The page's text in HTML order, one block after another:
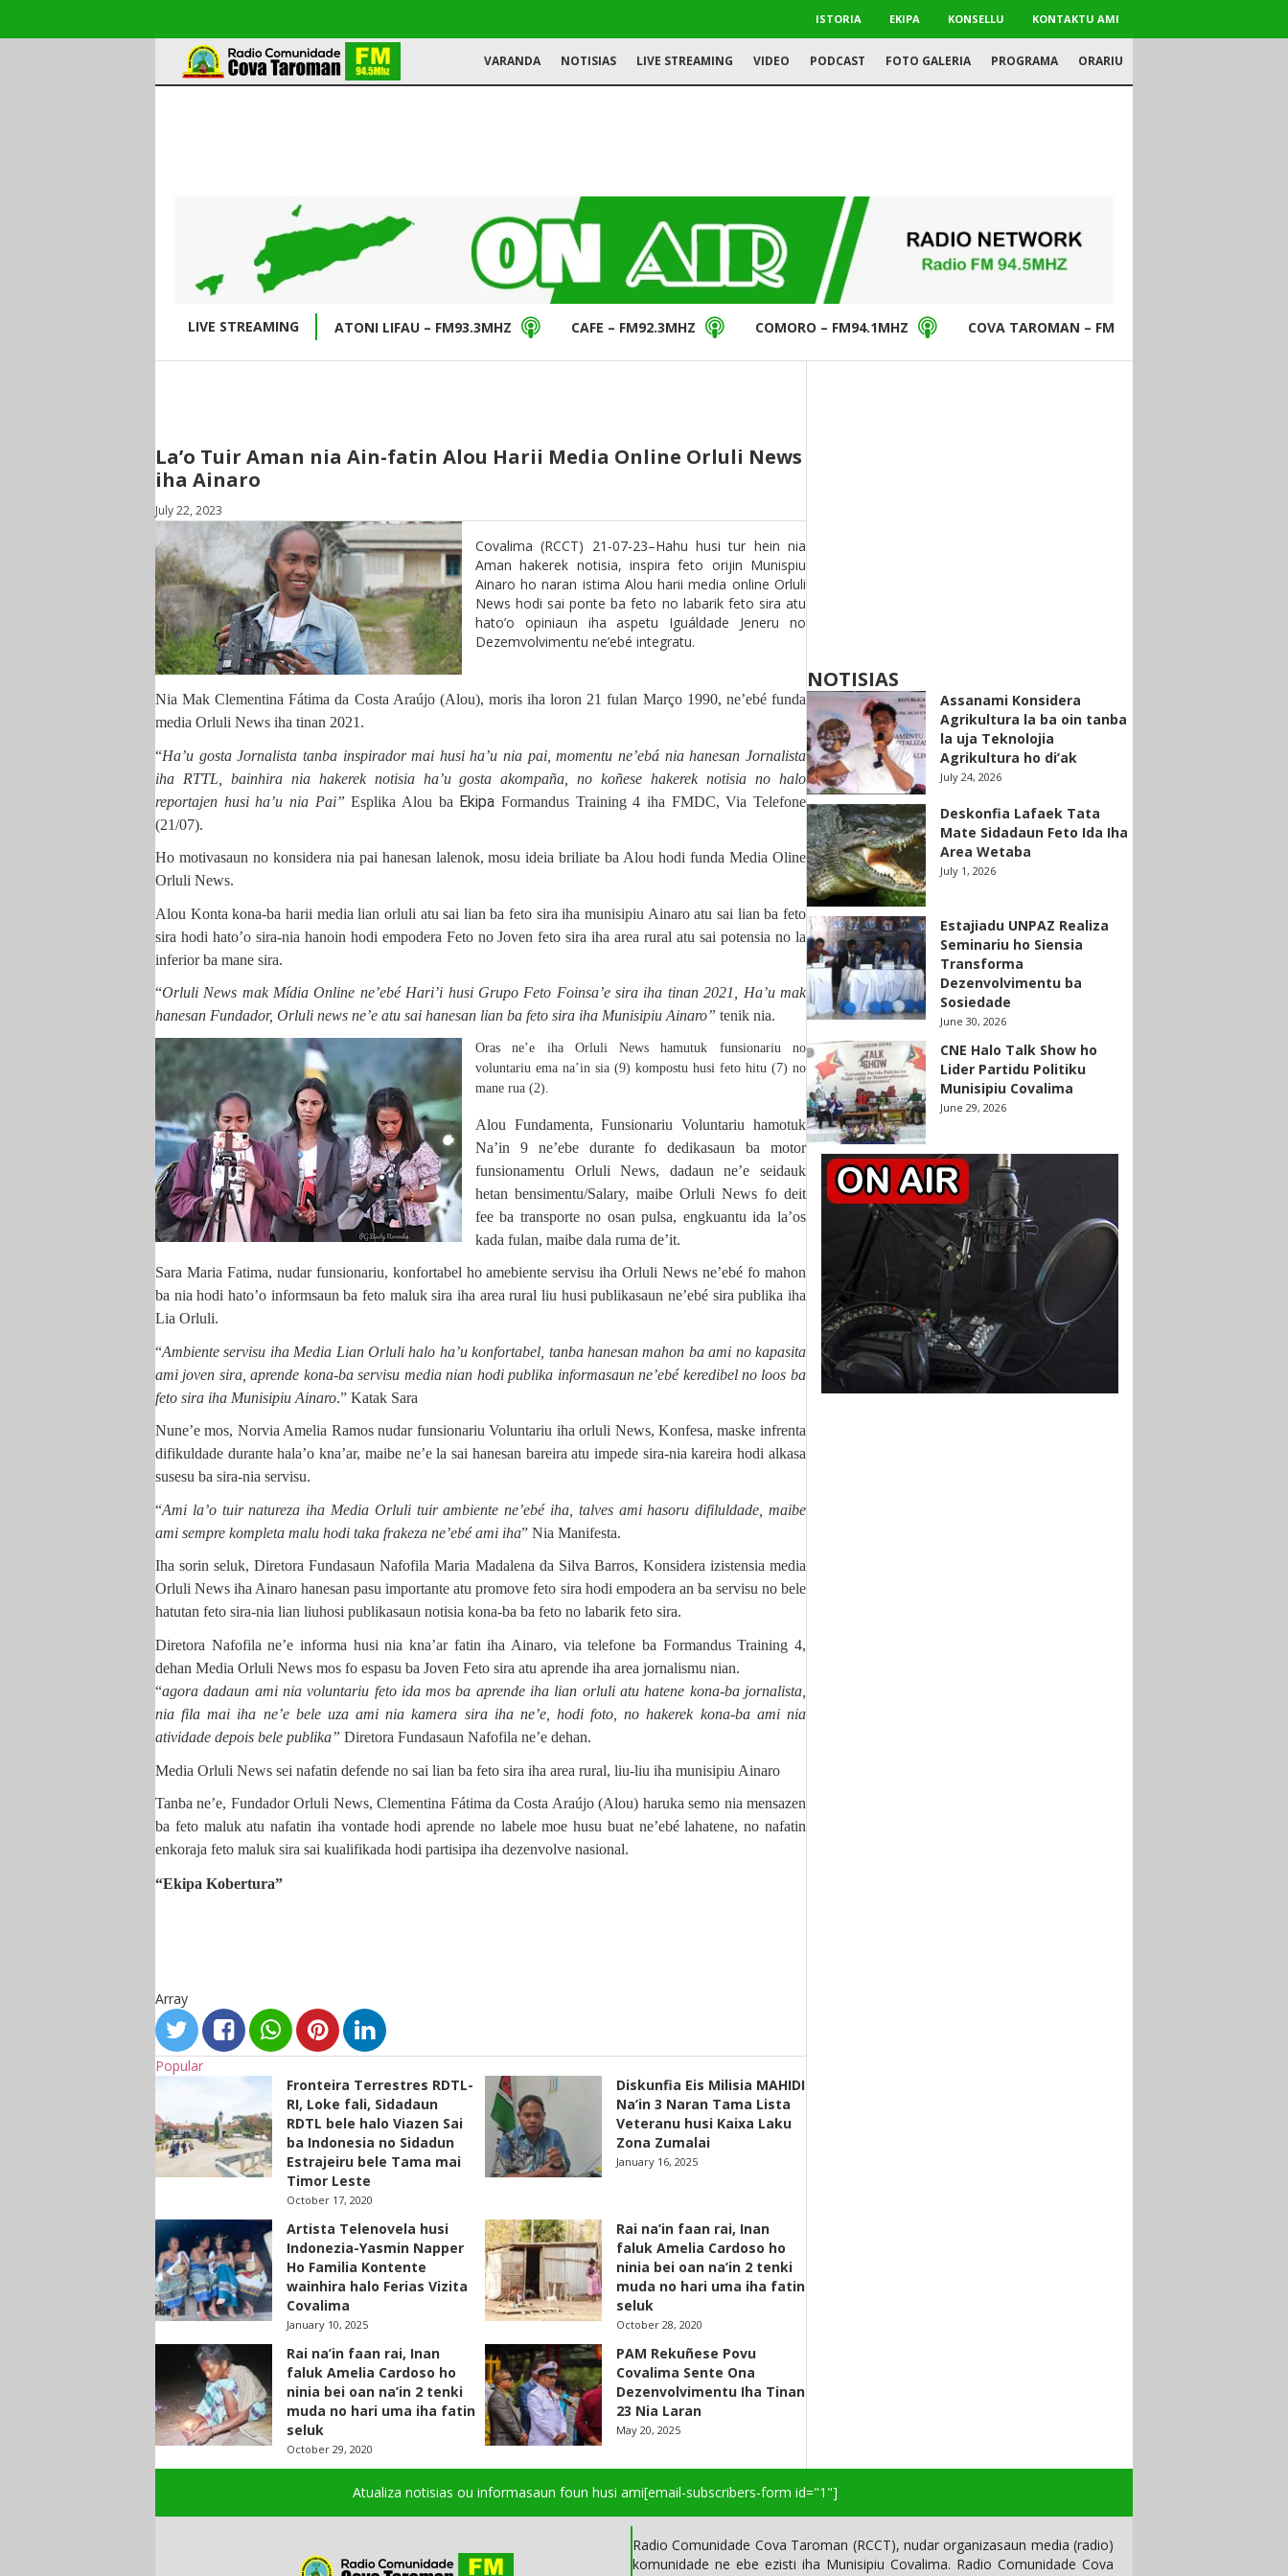
ISTORIA EKIPA KONSELLU KONTAKTU AMI
VARANDA NOTISIAS LIVE STREAMING VIDEO PODCAST FOTO GALERIA PROGRAMA ORARIU
LIVE STREAMING ATONI LIFAU – FM93.3MHZ CAFE – FM92.3MHZ COMORO – FM94.1MHZ COVA TAROMAN – FM94.5MHZ
La’o Tuir Aman nia Ain-fatin Alou Harii Media Online Orluli News
iha Ainaro
July 22, 2023
Covalima (RCCT) 21-07-23–Hahu husi tur hein nia
Aman hakerek notisia, inspira feto orijin Munispiu
Ainaro ho naran istima Alou harii media online Orluli
News hodi sai ponte ba feto no labarik feto sira atu
hato’o opiniaun iha aspetu Iguáldade Jeneru no
Dezemvolvimentu ne’ebé integratu.
Nia Mak Clementina Fátima da Costa Araújo (Alou), moris iha loron 21 fulan Março 1990, ne’ebé funda
media Orluli News iha tinan 2021.
“Ha’u gosta Jornalista tanba inspirador mai husi ha’u nia pai, momentu ne’ebá nia hanesan Jornalista
iha RTTL, bainhira nia hakerek notisia ha’u gosta akompaña, no koñese hakerek notisia no halo
reportajen husi ha’u nia Pai”Esplika Alou ba Ekipa Formandus Training 4 iha FMDC, Via Telefone
(21/07).
Ho motivasaun no konsidera nia pai hanesan lalenok, mosu ideia briliate ba Alou hodi funda Media Oline
Orluli News.
Alou Konta kona-ba harii media lian orluli atu sai lian ba feto sira iha munisipiu Ainaro atu sai lian ba feto
sira hodi hato’o sira-nia hanoin hodi empodera Feto no Joven feto sira iha area rural atu sai potensia no la
inferior ba mane sira.
“Orluli News mak Mídia Online ne’ebé Hari’i husi Grupo Feto Foinsa’e sira iha tinan 2021, Ha’u mak
hanesan Fundador, Orluli news ne’e atu sai hanesan lian ba feto sira iha Munisipiu Ainaro” tenik nia.
Oras ne’e iha Orluli News hamutuk funsionariu no
voluntariu ema na’in sia (9) kompostu husi feto hitu (7) no
mane rua (2).
Alou Fundamenta, Funsionariu Voluntariu hamotuk
Na’in 9 ne’ebe durante fo dedikasaun ba motor
funsionamentu Orluli News, dadaun ne’e seidauk
hetan bensimentu/Salary, maibe Orluli News fo deit
fee ba transporte no osan pulsa, engkuantu ida la’os
kada fulan, maibe dala ruma de’it.
Sara Maria Fatima, nudar funsionariu, konfortabel ho amebiente servisu iha Orluli News ne’ebé fo mahon
ba nia hodi hato’o informsaun ba feto maluk sira iha area rural liu husi publikasaun ne’ebé sira publika iha
Lia Orluli.
“Ambiente servisu iha Media Lian Orluli halo ha’u konfortabel, tanba hanesan mahon ba ami no kapasita
ami joven sira, aprende kona-ba servisu media nian hodi publika informasaun ne’ebé keredibel no loos ba
feto sira iha Munisipiu Ainaro.” Katak Sara
Nune’e mos, Norvia Amelia Ramos nudar funsionariu Voluntariu iha orluli News, Konfesa, maske infrenta
difikuldade durante hala’o kna’ar, maibe ne’e la sai hanesan bareira atu impede sira-nia kareira hodi alkasa
susesu ba sira-nia servisu.
“Ami la’o tuir natureza iha Media Orluli tuir ambiente ne’ebé iha, talves ami hasoru difiluldade, maibe
ami sempre kompleta malu hodi taka frakeza ne’ebé ami iha” Nia Manifesta.
Iha sorin seluk, Diretora Fundasaun Nafofila Maria Madalena da Silva Barros, Konsidera izistensia media
Orluli News iha Ainaro hanesan pasu importante atu promove feto sira hodi empodera an ba servisu no bele
hatutan feto sira-nia lian liuhosi publikasaun notisia kona-ba ba feto no labarik feto sira.
Diretora Nafofila ne’e informa husi nia kna’ar fatin iha Ainaro, via telefone ba Formandus Training 4,
dehan Media Orluli News mos fo espasu ba Joven Feto sira atu aprende iha area jornalismu nian.
“agora dadaun ami nia voluntariu feto ida mos ba aprende iha lian orluli atu hatene kona-ba jornalista,
nia fila mai iha ne’e bele uza ami nia kamera sira iha ne’e, hodi foto, no hakerek kona-ba ami nia
atividade depois bele publika” Diretora Fundasaun Nafofila ne’e dehan.
Media Orluli News sei nafatin defende no sai lian ba feto sira iha area rural, liu-liu iha munisipiu Ainaro
Tanba ne’e, Fundador Orluli News, Clementina Fátima da Costa Araújo (Alou) haruka semo nia mensazen
ba feto maluk atu nafatin iha vontade hodi aprende no labele moe husu buat ne’ebé lahatene, no nafatin
enkoraja feto maluk sira sai kualifikada hodi partisipa iha dezenvolve nasional.
“Ekipa Kobertura”
Array
Popular
Fronteira Terrestres RDTL-
RI, Loke fali, Sidadaun
RDTL bele halo Viazen Sai
ba Indonesia no Sidadun
Estrajeiru bele Tama mai
Timor Leste
October 17, 2020
Diskunfia Eis Milisia MAHIDI
Na’in 3 Naran Tama Lista
Veteranu husi Kaixa Laku
Zona Zumalai
January 16, 2025
Artista Telenovela husi
Indonezia-Yasmin Napper
Ho Familia Kontente
wainhira halo Ferias Vizita
Covalima
January 10, 2025
Rai na’in faan rai, Inan
faluk Amelia Cardoso ho
ninia bei oan na’in 2 tenki
muda no hari uma iha fatin
seluk
October 28, 2020
Rai na’in faan rai, Inan
faluk Amelia Cardoso ho
ninia bei oan na’in 2 tenki
muda no hari uma iha fatin
seluk
October 29, 2020
PAM Rekuñese Povu
Covalima Sente Ona
Dezenvolvimentu Iha Tinan
23 Nia Laran
May 20, 2025
NOTISIAS
Assanami Konsidera
Agrikultura la ba oin tanba
la uja Teknolojia
Agrikultura ho di’ak
July 24, 2026
Deskonfia Lafaek Tata
Mate Sidadaun Feto Ida Iha
Area Wetaba
July 1, 2026
Estajiadu UNPAZ Realiza
Seminariu ho Siensia
Transforma
Dezenvolvimentu ba
Sosiedade
June 30, 2026
CNE Halo Talk Show ho
Lider Partidu Politiku
Munisipiu Covalima
June 29, 2026
Atualiza notisias ou informasaun foun husi ami[email-subscribers-form id="1"]
Radio Comunidade Cova Taroman (RCCT), nudar organizasaun media (radio)
komunidade ne ebe ezisti iha Munisipiu Covalima. Radio Comunidade Cova